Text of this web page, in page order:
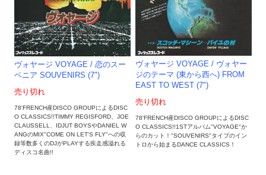
ヴォヤージ VOYAGE / 恋のスー
ベニア SOUVENIRS (7")
売り切れ
78'FRENCH産DISCO GROUPによるDISC
O CLASSICS!!TIMMY REGISFORD、JOE
CLAUSSELL、IDJUT BOYSやDANIEL W
ANGのMIX"COME ON LET'S FLY"への収
録等数多くのDJがPLAYする疾走感溢れる
ディスコ名曲!!
ヴォヤージ VOYAGE / ヴォヤー
ジのテーマ (東から西へ) FROM
EAST TO WEST (7")
売り切れ
78'FRENCH産DISCO GROUPによるDISC
O CLASSICS!!1STアルバム"VOYAGE"か
らのカット！"SOUVENIRS"タイプのイン
トロから始まるDANCE CLASSICS！